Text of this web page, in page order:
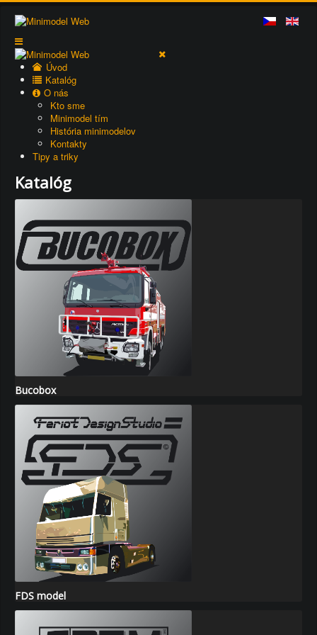
Úvod
Katalóg
O nás
Kto sme
Minimodel tím
História minimodelov
Kontakty
Tipy a triky
Katalóg
Bucobox
FDS model